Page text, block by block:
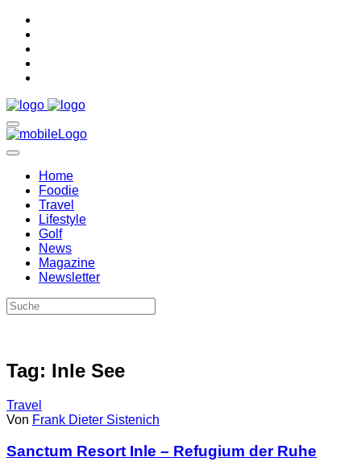
Home
Foodie
Travel
Lifestyle
Golf
News
Magazine
Newsletter
Tag: Inle See
Travel
Von Frank Dieter Sistenich
Sanctum Resort Inle – Refugium der Ruhe